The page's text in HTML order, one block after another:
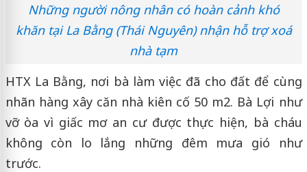
Những người nông nhân có hoàn cảnh khó
khăn tại La Bằng (Thái Nguyên) nhận hỗ trợ xoá
nhà tạm
HTX La Bằng, nơi bà làm việc đã cho đất để cùng
nhãn hàng xây căn nhà kiên cố 50 m2. Bà Lợi như
vỡ òa vì giấc mơ an cư được thực hiện, bà cháu
không còn lo lắng những đêm mưa gió như
trước.